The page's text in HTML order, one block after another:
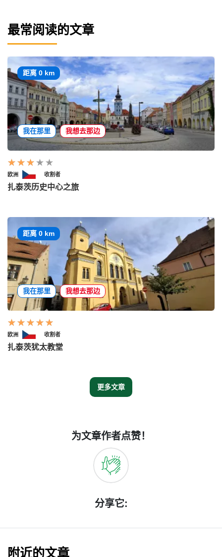
最常阅读的文章
距离 0 km
我在那里 我想去那边
欧洲 收割者
扎泰茨历史中心之旅
距离 0 km
我在那里 我想去那边
欧洲 收割者
扎泰茨犹太教堂
更多文章
为文章作者点赞！
分享它:
附近的文章